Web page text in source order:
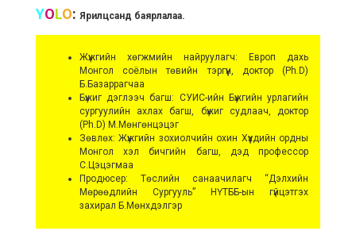
YOLO: Ярилцсанд баярлалаа.
Жүжгийн хөгжмийн найруулагч: Европ дахь
Монгол соёлын төвийн тэргүүн, доктор (Ph.D)
Б.Базаррагчаа
Бүжиг дэглээч багш: СУИС-ийн Бүжгийн урлагийн
сургуулийн ахлах багш, бүжиг судлаач, доктор
(Ph.D) М.Мөнгөнцэцэг
Зөвлөх: Жүжгийн зохиолчийн охин Хүүхдийн ордны
Монгол хэл бичгийн багш, дэд профессор
С.Цэцэгмаа
Продюсер: Төслийн санаачилагч “Дэлхийн
Мөрөөдлийн Сургууль” НҮТББ-ын гүйцэтгэх
захирал Б.Мөнхдэлгэр